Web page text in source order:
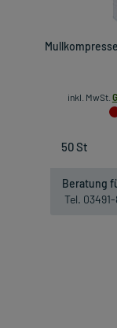
inkl. MwSt.
Beratung
Tel.